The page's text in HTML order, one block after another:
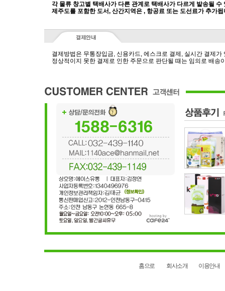
각 물류 창고별 택배사가 다른 관계로 택배사가 다르게 발송될 수
제주도를 포함한 도서, 산간지역은 , 항공료 또는 도선료가 추가됩
결제방법은 무통장입금, 신용카드, 에스크로 결제, 실시간 결제가
정상적이지 못한 결제로 인한 주문으로 판단될 때는 임의로 배송
홈으로 회사소개 이용안내